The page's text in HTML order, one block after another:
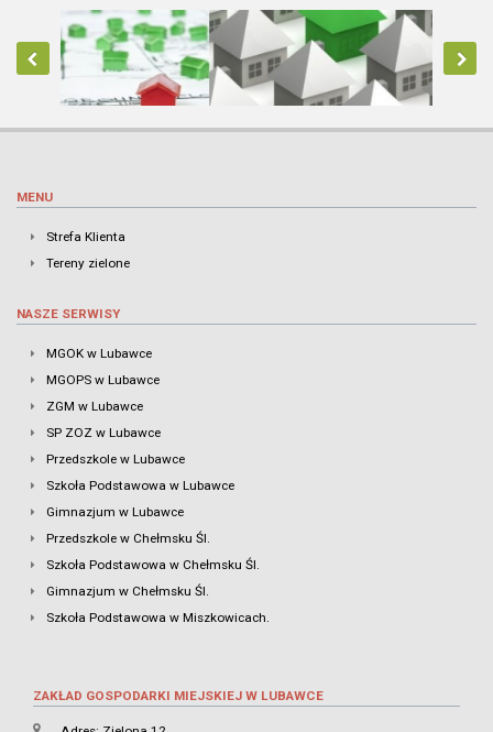
MENU
Strefa Klienta
Tereny zielone
NASZE SERWISY
MGOK w Lubawce
MGOPS w Lubawce
ZGM w Lubawce
SP ZOZ w Lubawce
Przedszkole w Lubawce
Szkoła Podstawowa w Lubawce
Gimnazjum w Lubawce
Przedszkole w Chełmsku Śl.
Szkoła Podstawowa w Chełmsku Śl.
Gimnazjum w Chełmsku Śl.
Szkoła Podstawowa w Miszkowicach.
ZAKŁAD GOSPODARKI MIEJSKIEJ W LUBAWCE